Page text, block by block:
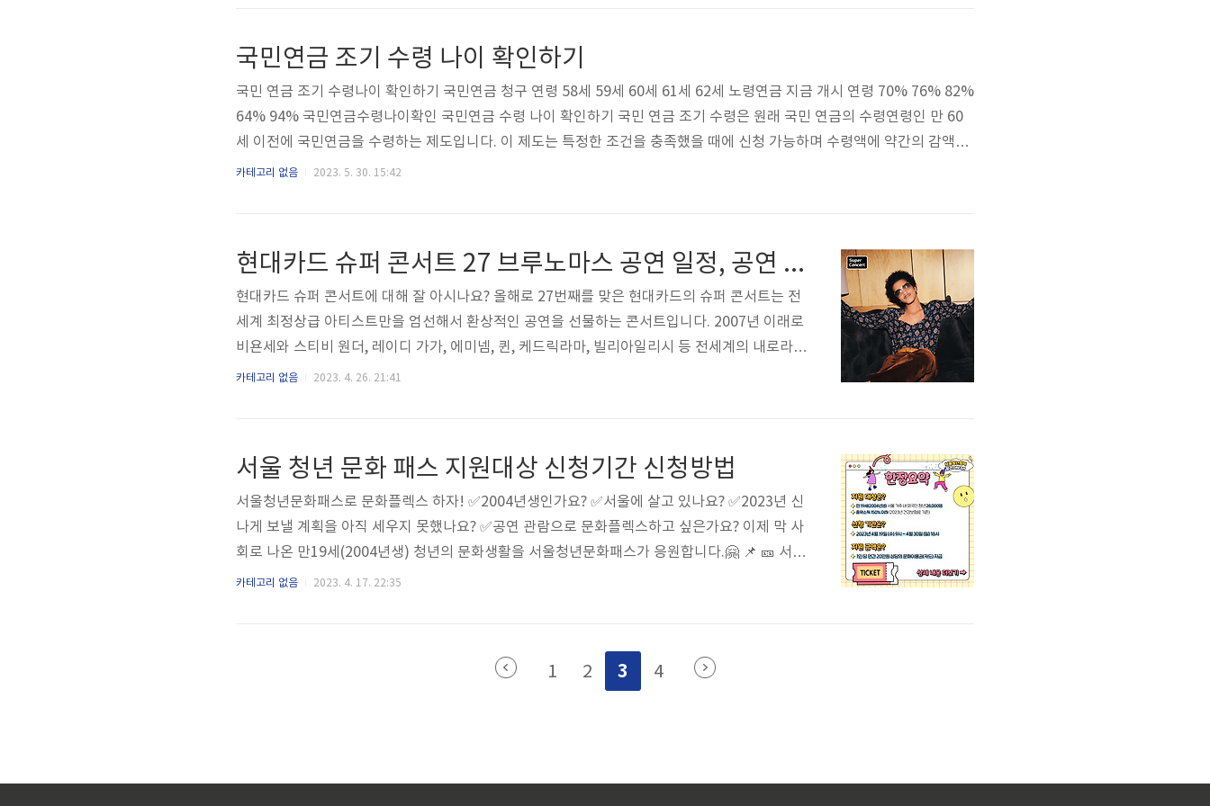
국민연금 조기 수령 나이 확인하기
국민 연금 조기 수령나이 확인하기 국민연금 청구 연령 58세 59세 60세 61세 62세 노령연금 지금 개시 연령 70% 76% 82%
64% 94% 국민연금수령나이확인 국민연금 수령 나이 확인하기 국민 연금 조기 수령은 원래 국민 연금의 수령연령인 만 60
세 이전에 국민연금을 수령하는 제도입니다. 이 제도는 특정한 조건을 충족했을 때에 신청 가능하며 수령액에 약간의 감액이
있을 수 있습니다. 따라서 국민연금 조기 수령을 원하시는 분들은 국민연금 공단 사무소에 방문하거나 전화를 통해서 자세한
카테고리 없음 2023. 5. 30. 15:42
현대카드 슈퍼 콘서트 27 브루노마스 공연 일정, 공연 장소, 티켓가격, 예매하기
현대카드 슈퍼 콘서트에 대해 잘 아시나요? 올해로 27번째를 맞은 현대카드의 슈퍼 콘서트는 전
세계 최정상급 아티스트만을 엄선해서 환상적인 공연을 선물하는 콘서트입니다. 2007년 이래로
비욘세와 스티비 원더, 레이디 가가, 에미넴, 퀸, 케드릭라마, 빌리아일리시 등 전세계의 내로라하
는 아티스트들이 현대카드 슈퍼 콘서트 무대에 섰습니다. 이처럼 최고의 공연만을 보여주는 현대
일) 오후 8시 공연 장소 서울 잠실 ..
카테고리 없음 2023. 4. 26. 21:41
서울 청년 문화 패스 지원대상 신청기간 신청방법
서울청년문화패스로 문화플렉스 하자! ✅2004년생인가요? ✅서울에 살고 있나요? ✅2023년 신
나게 보낼 계획을 아직 세우지 못했나요? ✅공연 관람으로 문화플렉스하고 싶은가요? 이제 막 사
회로 나온 만19세(2004년생) 청년의 문화생활을 서울청년문화패스가 응원합니다.🤗 📌 🎫 서울
청년문화패스란? 만 19세(2004년생) 서울 거주 청년들에게 공연 관람비 1인당 연간 20만원을 지
ttps://youth.seoul.go.kr/site/main/home) 홈페이지 신청 💚문의처: 청년문..
카테고리 없음 2023. 4. 17. 22:35
1 2 3 4